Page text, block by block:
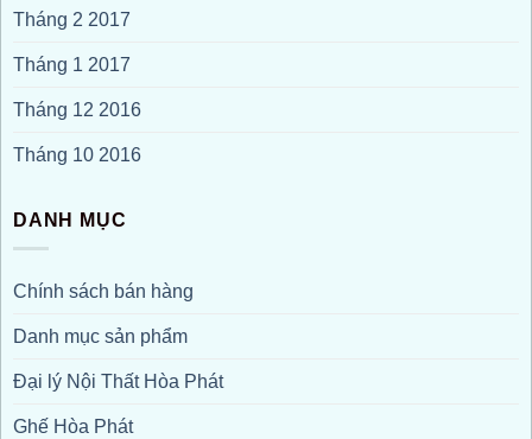
Tháng 2 2017
Tháng 1 2017
Tháng 12 2016
Tháng 10 2016
DANH MỤC
Chính sách bán hàng
Danh mục sản phẩm
Đại lý Nội Thất Hòa Phát
Ghế Hòa Phát